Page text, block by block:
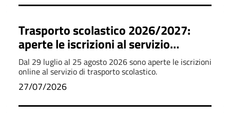
Trasporto scolastico 2026/2027:
aperte le iscrizioni al servizio
scuolabus
Dal 29 luglio al 25 agosto 2026 sono aperte le iscrizioni
online al servizio di trasporto scolastico.
27/07/2026